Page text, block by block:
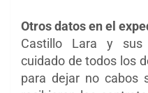
Otros datos en el
Castillo Lara y sus
cuidado de todos los
para dejar no cabos